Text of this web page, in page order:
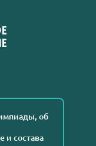
об
и состава